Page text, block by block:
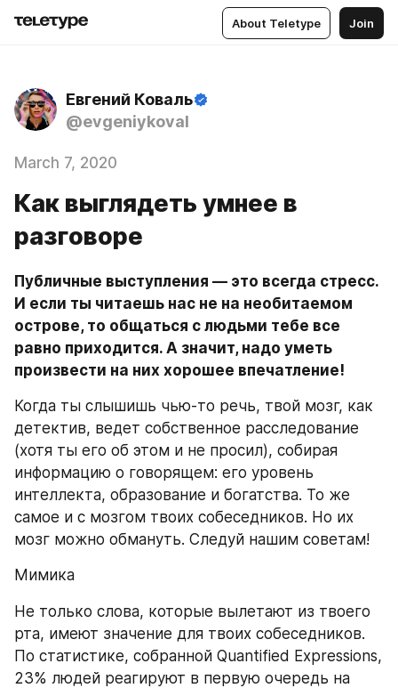
About Teletype Join
Евгений Коваль
@evgeniykoval
March 7, 2020
Как выглядеть умнее в
разговоре
Публичные выступления — это всегда стресс.
И если ты читаешь нас не на необитаемом
острове, то общаться с людьми тебе все
равно приходится. А значит, надо уметь
произвести на них хорошее впечатление!
Когда ты слышишь чью-то речь, твой мозг, как
детектив, ведет собственное расследование
(хотя ты его об этом и не просил), собирая
информацию о говорящем: его уровень
интеллекта, образование и богатства. То же
самое и с мозгом твоих собеседников. Но их
мозг можно обмануть. Следуй нашим советам!
Мимика
Не только слова, которые вылетают из твоего
рта, имеют значение для твоих собеседников.
По статистике, собранной Quantified Expressions,
23% людей реагируют в первую очередь на